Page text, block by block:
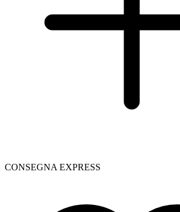
CONSEGNA EXPRESS